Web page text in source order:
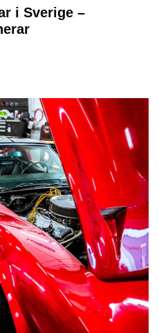
i Sverige –